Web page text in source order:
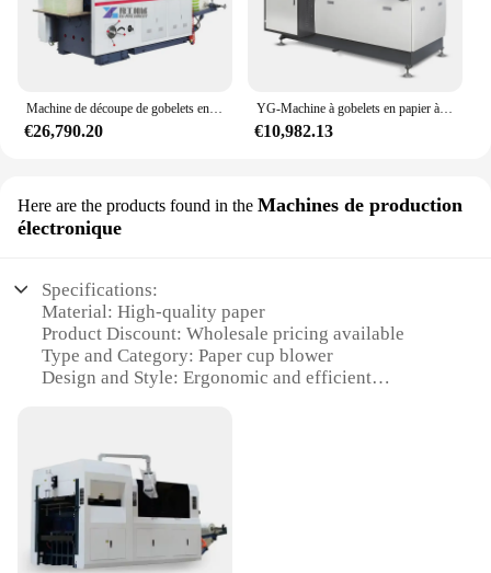
€26,790.20
YG-Machine à gobelets en papier à double paroi entièrement automatique, ventilateur à ultrasons, ligne de production exécutive, prix de haute qualité, poulet
€10,982.13
Here are the products found in the Machines de production
électronique
Specifications:
Material: High-quality paper
Product Discount: Wholesale pricing available
Type and Category: Paper cup blower
Design and Style: Ergonomic and efficient
Features:
**Efficient Production for Paper Cup
Manufacturing**